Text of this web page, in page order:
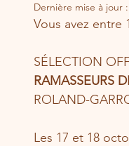
Dernière mise à jour :
Vous avez entre
SÉLECTION
RAMASSEURS
ROLAND-
Les 17 et 18